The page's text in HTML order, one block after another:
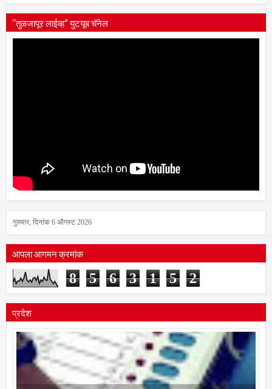
“तुळजापूर लाईव्ह” युटयूब चॅनेल
गुरुवार, दिनांक 6 ऑगस्ट 2026
आपला आगमन क्रमांक
8 5 6 3 1 5 2
प्रदेश